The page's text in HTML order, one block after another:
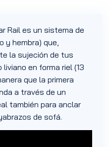
Rail es un sistema de
y hembra) que,
la sujeción de tus
en forma riel (13
que la primera
a través de un
también para anclar
de sofá.